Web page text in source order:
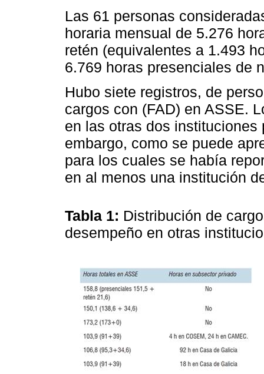
Las 61 personas
horaria mensual de 5.276
retén (equivalentes a 1.493
6.769 horas presenciales de
Hubo siete registros, de
cargos con (FAD) en ASSE.
en las otras dos
embargo, como se puede
para los cuales se había
en al menos una institución
Tabla 1: Distribución de
desempeño en otras